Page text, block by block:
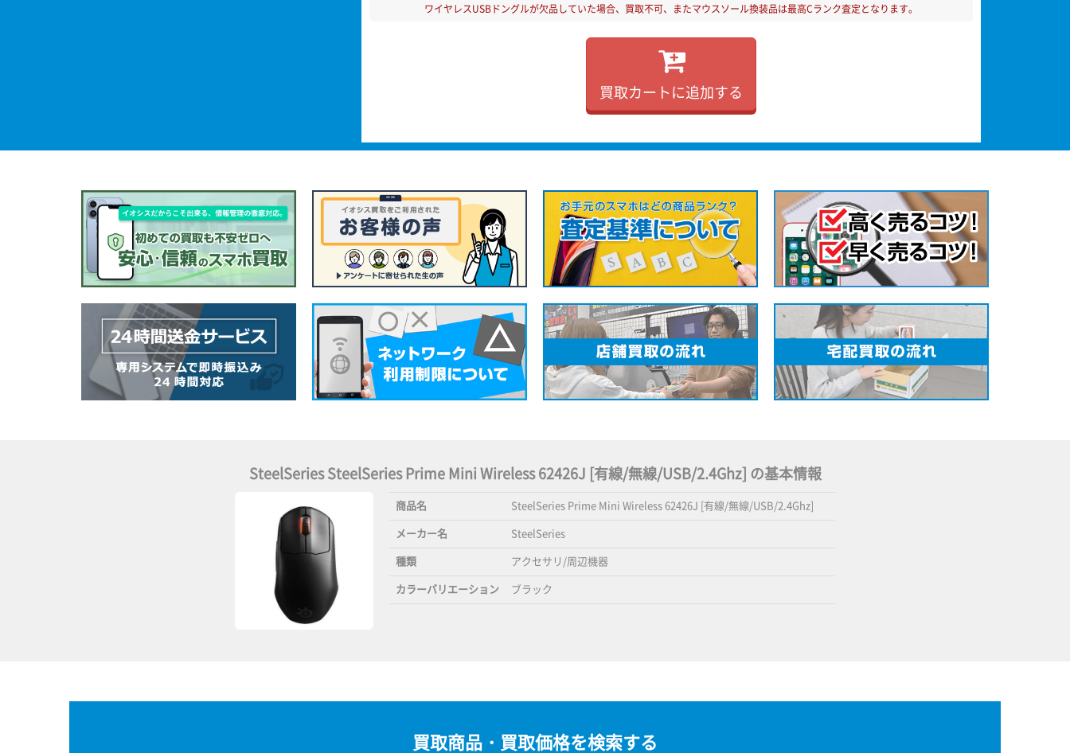
ワイヤレスUSBドングルが欠品していた場合、買取不可、またマウスソール換装品は最高Cランク査定となります。
買取カートに追加する
SteelSeries SteelSeries Prime Mini Wireless 62426J [有線/無線/USB/2.4Ghz] の基本情報
商品名 SteelSeries Prime Mini Wireless 62426J [有線/無線/USB/2.4Ghz]
メーカー名 SteelSeries
種類 アクセサリ/周辺機器
カラーバリエーション ブラック
買取商品・買取価格を検索する